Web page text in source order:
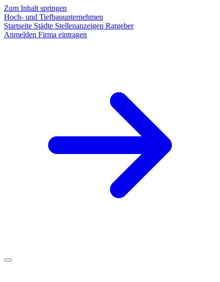
Zum Inhalt springen
Hoch- und Tiefbauunternehmen
Startseite Städte Stellenanzeigen Ratgeber
Anmelden Firma eintragen